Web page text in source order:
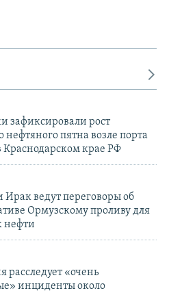
зафиксировали рост
нефтяного пятна возле порта
Краснодарском крае РФ
Ирак ведут переговоры об
Ормузскому проливу для
нефти
расследует «очень
инциденты около